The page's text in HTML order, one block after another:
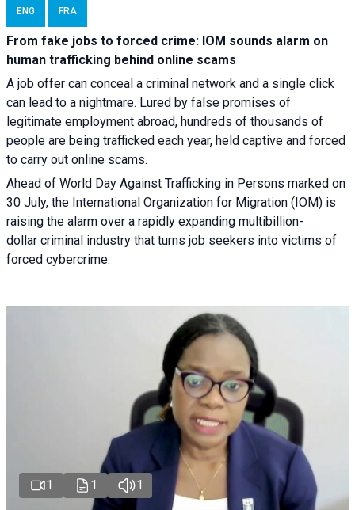
ENG FRA
From fake jobs to forced crime: IOM sounds alarm on
human trafficking behind online scams
A job offer can conceal a criminal network and a single click
can lead to a nightmare. Lured by false promises of
legitimate employment abroad, hundreds of thousands of
people are being trafficked each year, held captive and forced
to carry out online scams.
Ahead of World Day Against Trafficking in Persons marked on
30 July, the International Organization for Migration (IOM) is
raising the alarm over a rapidly expanding multibillion-
dollar criminal industry that turns job seekers into victims of
forced cybercrime.
1 1 1